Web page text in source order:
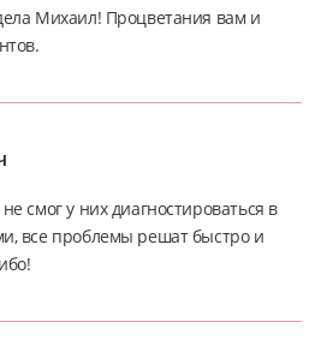
Михаил! Процветания вам и
смог у них диагностироваться в
все проблемы решат быстро и